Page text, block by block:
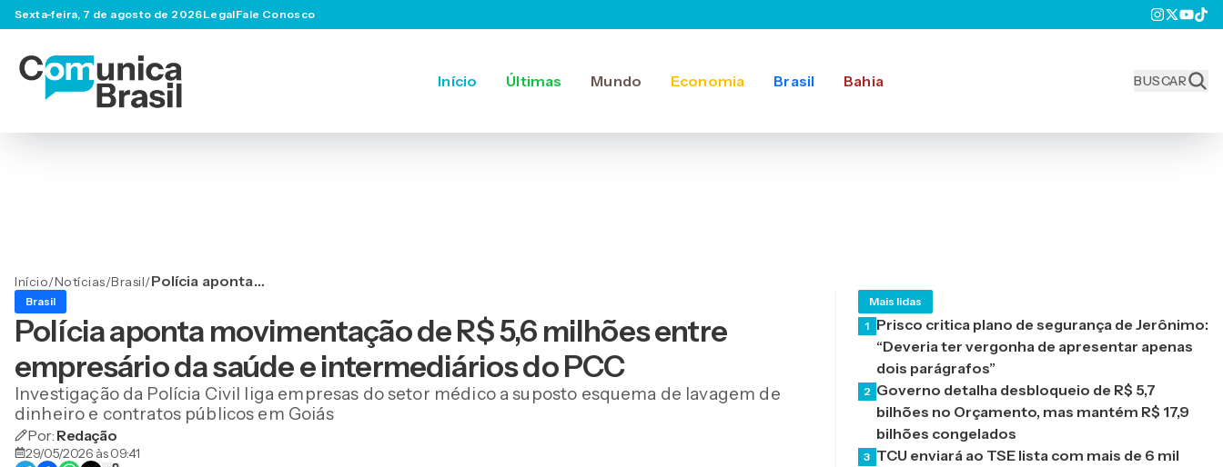
Sexta-feira, 7 de agosto de 2026LegalFale Conosco
Início Últimas Mundo Economia Brasil Bahia BUSCAR
Início/Notícias/Brasil/Polícia aponta
milhões entre empresário
da saúde e intermediários
Brasil
Polícia aponta movimentação de R$ 5,6 milhões entre
empresário da saúde e intermediários do PCC
Investigação da Polícia Civil liga empresas do setor médico a suposto esquema de lavagem de
dinheiro e contratos públicos em Goiás
Por: Redação
29/05/2026 às 09:41
Mais lidas
1 Prisco critica plano de segurança de Jerônimo:
“Deveria ter vergonha de apresentar apenas
dois parágrafos”
2 Governo detalha desbloqueio de R$ 5,7
bilhões no Orçamento, mas mantém R$ 17,9
bilhões congelados
3 TCU enviará ao TSE lista com mais de 6 mil